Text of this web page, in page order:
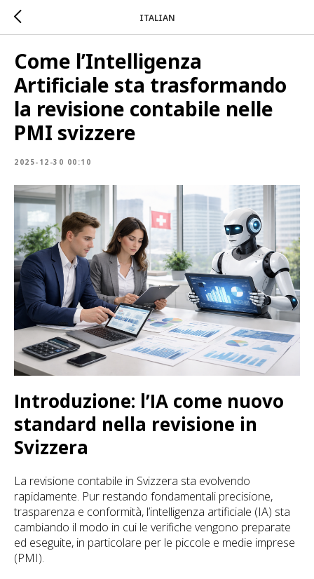
ITALIAN
Come l’Intelligenza
Artificiale sta trasformando
la revisione contabile nelle
PMI svizzere
2025-12-30 00:10
Introduzione: l’IA come nuovo
standard nella revisione in
Svizzera
La revisione contabile in Svizzera sta evolvendo
rapidamente. Pur restando fondamentali precisione,
trasparenza e conformità, l’intelligenza artificiale (IA) sta
cambiando il modo in cui le verifiche vengono preparate
ed eseguite, in particolare per le piccole e medie imprese
(PMI).